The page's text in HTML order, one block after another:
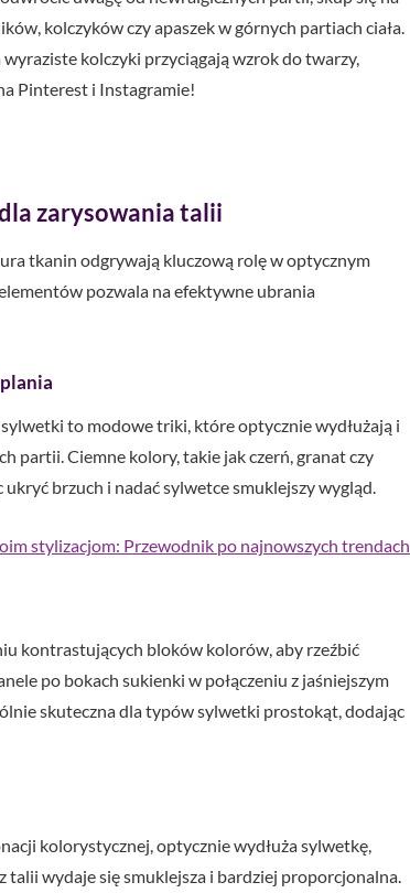
kolczyków czy apaszek w górnych partiach ciała.
kolczyki przyciągają wzrok do twarzy,
Pinterest i Instagramie!
zarysowania talii
tkanin odgrywają kluczową rolę w optycznym
pozwala na efektywne ubrania
to modowe triki, które optycznie wydłużają i
partii. Ciemne kolory, takie jak czerń, granat czy
brzuch i nadać sylwetce smuklejszy wygląd.
stylizacjom: Przewodnik po najnowszych trendach
kontrastujących bloków kolorów, aby rzeźbić
po bokach sukienki w połączeniu z jaśniejszym
skuteczna dla typów sylwetki prostokąt, dodając
kolorystycznej, optycznie wydłuża sylwetkę,
wydaje się smuklejsza i bardziej proporcjonalna.